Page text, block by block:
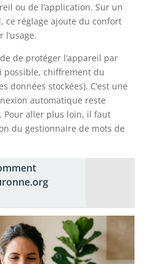
ou de l’application. Sur un
ce réglage ajoute du confort
de protéger l’appareil par
possible, chiffrement du
données stockées). C’est une
automatique reste
Pour aller plus loin, il faut
du gestionnaire de mots de